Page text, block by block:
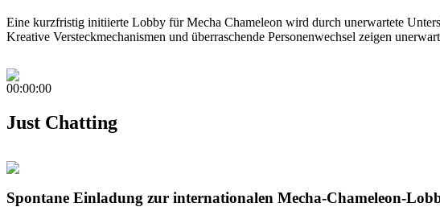
Eine kurzfristig initiierte Lobby für Mecha Chameleon wird durch unerwartete
Kreative Versteckmechanismen und überraschende Personenwechsel zeigen
00:00:00
Just Chatting
Spontane Einladung zur internationalen Mecha-Chameleon-